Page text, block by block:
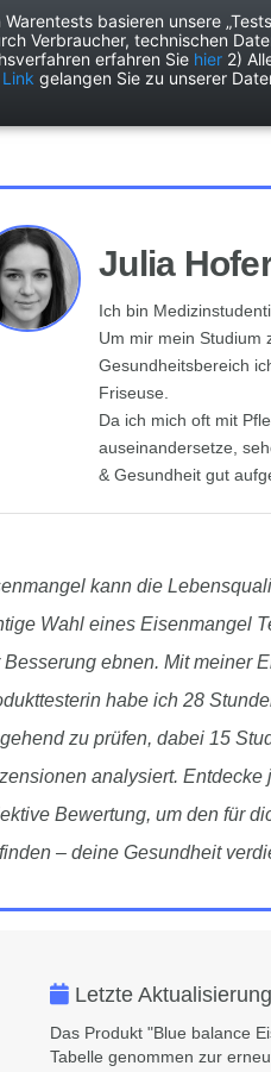
Haushalt Heimwerken
Julia
Ich bin
Um mir mein Studium
Gesundheitsbereich
Friseuse.
Da ich mich oft mit
auseinandersetze,
& Gesundheit gut
kann die
Wahl eines Eisenmangel
Besserung ebnen. Mit meiner
habe ich 28
zu prüfen, dabei 15
analysiert. Entdecke
Bewertung, um den für
– deine Gesundheit
Letzte
Das Produkt "‎Blue balance
Tabelle genommen zur
basieren unsere
Verbraucher, technischen
erfahren Sie hier 2)
gelangen Sie zu unserer